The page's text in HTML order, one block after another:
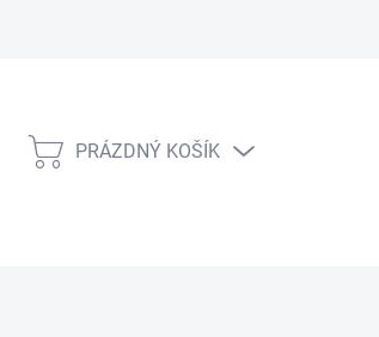
NÁKUPNÍ
PRÁZDNÝ KOŠÍK